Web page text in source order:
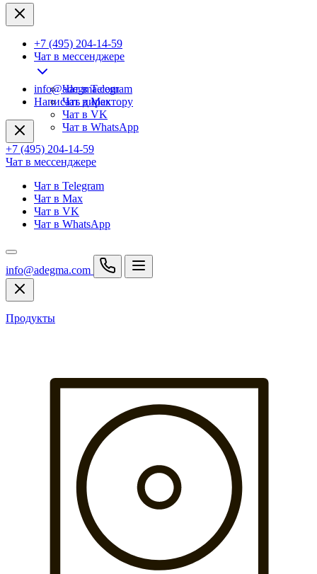
+7 (495) 204-14-59
Чат в мессенджере
Чат в Telegram
Чат в Max
Чат в VK
Чат в WhatsApp
info@adegma.com
Написать директору
+7 (495) 204-14-59
Чат в мессенджере
Чат в Telegram
Чат в Max
Чат в VK
Чат в WhatsApp
info@adegma.com
Продукты